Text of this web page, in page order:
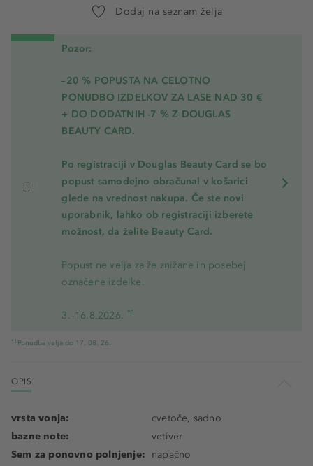
Dodaj na seznam želja
Pozor:
–20 % POPUSTA NA CELOTNO
PONUDBO IZDELKOV ZA LASE NAD 30 €
+ DO DODATNIH -7 % Z DOUGLAS
BEAUTY CARD.
Po registraciji v Douglas Beauty Card se bo
popust samodejno obračunal v košarici
glede na vrednost nakupa. Če ste novi
uporabnik, lahko ob registraciji izberete
možnost, da želite Beauty Card.
Popust ne velja za že znižane in posebej
označene izdelke.
3.–16.8.2026. *1
*1 Ponudba velja do 17. 08. 26.
OPIS
vrsta vonja:
cvetoče, sadno
bazne note:
vetiver
Sem za ponovno polnjenje:
napačno